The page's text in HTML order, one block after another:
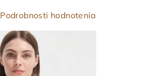
Podrobnosti hodnotenia